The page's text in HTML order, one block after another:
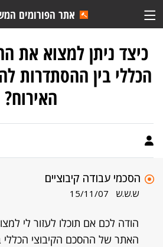
אתר הפורומים
כיצד ניתן למצוא את
הכללי בין ההסתדרות
האירוח?
הסכמי עבודה קיבוציים
ש.ש.ש 15/11/07
הודה לכם אם תוכלו לעזור לי
האתר של ההסכם הקיבוצי הכללי